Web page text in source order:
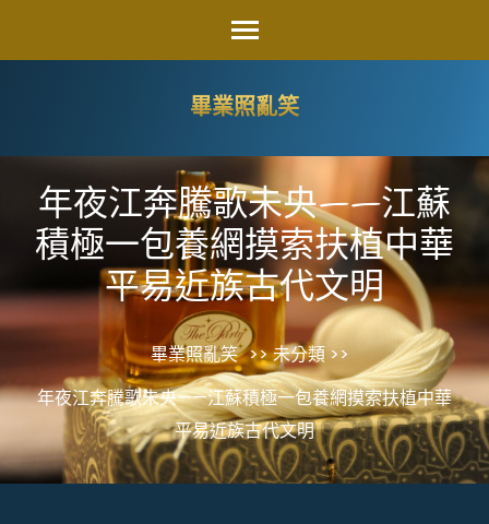
畢業照亂笑
年夜江奔騰歌未央——江蘇
積極一包養網摸索扶植中華
平易近族古代文明
畢業照亂笑 >> 未分類 >>
年夜江奔騰歌未央——江蘇積極一包養網摸索扶植中華
平易近族古代文明